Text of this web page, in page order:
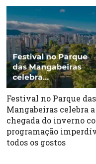
Festival no Parque das
Mangabeiras celebra a
chegada do inverno
programação
todos os gostos